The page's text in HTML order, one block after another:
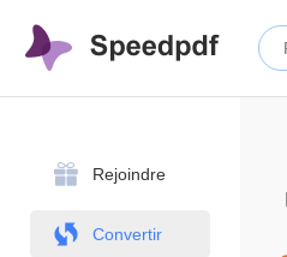
Rejoindre
Convertir